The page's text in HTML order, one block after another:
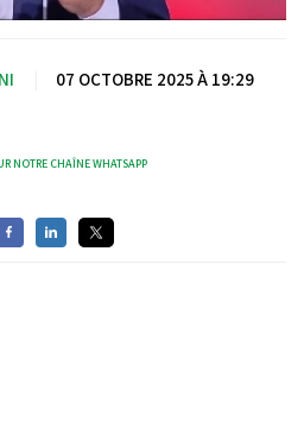
07 OCTOBRE 2025 À 19:29
NOTRE CHAÎNE WHATSAPP